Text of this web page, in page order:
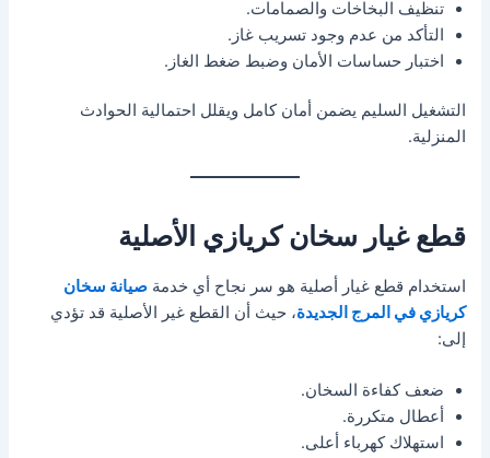
تنظيف البخاخات والصمامات.
التأكد من عدم وجود تسريب غاز.
اختبار حساسات الأمان وضبط ضغط الغاز.
التشغيل السليم يضمن أمان كامل ويقلل احتمالية الحوادث
المنزلية.
قطع غيار سخان كريازي الأصلية
استخدام قطع غيار أصلية هو سر نجاح أي خدمةصيانة سخان
كريازي في المرج الجديدة، حيث أن القطع غير الأصلية قد تؤدي
إلى:
ضعف كفاءة السخان.
أعطال متكررة.
استهلاك كهرباء أعلى.